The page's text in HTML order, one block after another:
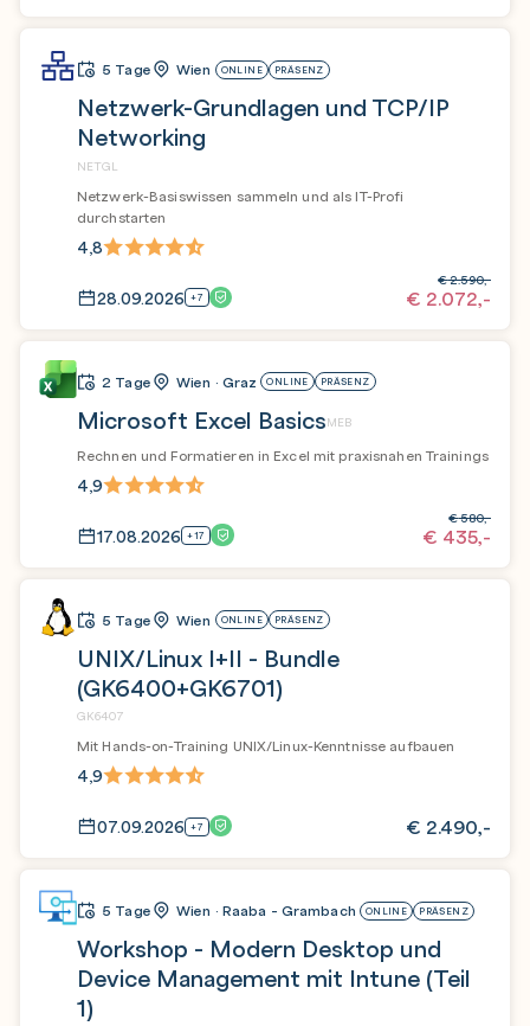
5 Tage Wien ONLINE PRÄSENZ
Netzwerk-Grundlagen und TCP/IP
Networking
NETGL
Netzwerk-Basiswissen sammeln und als IT-Profi
durchstarten
4,8
28.09.2026 +7 € 2.072,-
€2.590,-
2 Tage Wien · Graz ONLINE PRÄSENZ
Microsoft Excel BasicsMEB
Rechnen und Formatieren in Excel mit praxisnahen Trainings
4,9
17.08.2026 +17 € 435,-
€580,-
5 Tage Wien ONLINE PRÄSENZ
UNIX/Linux I+II - Bundle
(GK6400+GK6701)
GK6407
Mit Hands-on-Training UNIX/Linux-Kenntnisse aufbauen
4,9
07.09.2026 +7 € 2.490,-
5 Tage Wien · Raaba - Grambach ONLINE PRÄSENZ
Workshop - Modern Desktop und
Device Management mit Intune (Teil
1)